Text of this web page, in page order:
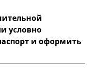
условно
и оформить